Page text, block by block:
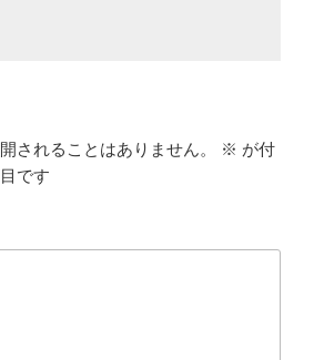
されることはありません。 ※ が付
です